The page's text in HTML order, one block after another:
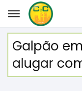
Galpão
alugar